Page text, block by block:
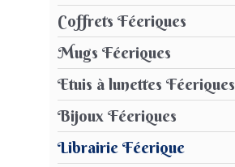
Coffrets Féeriques
Mugs Féeriques
Etuis à lunettes Féeriques
Bijoux Féeriques
Librairie Féerique